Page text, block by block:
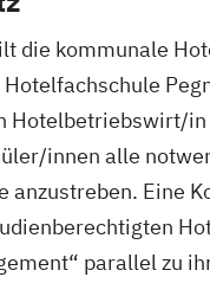
die kommunale
Hotelbetriebswirt/
innen alle
Eine
parallel zu